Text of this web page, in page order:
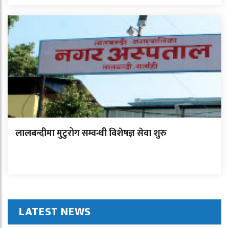
लालबन्दीमा मुटुरोग सम्वन्धी विशेषज्ञ सेवा शुरु
LATEST NEWS